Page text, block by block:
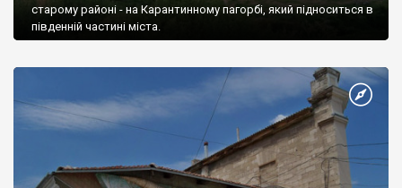
старому районі - на Карантинному пагорбі, який підноситься в
південній частині міста.